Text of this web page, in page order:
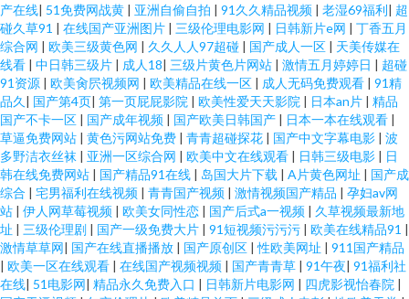
产在线| 51免费网战黄 | 亚洲自偷自拍 | 91久久精品视频 | 老湿69福利| 超
碰久草91 | 在线国产亚洲图片 | 三级伦理电影网 | 日韩新片e网 | 丁香五月
综合网 | 欧美三级黄色网 | 久久人人97超碰 | 国产成人一区 | 天美传媒在
线看 | 中日韩三级片 | 成人18| 三级片黄色片网站 | 激情五月婷婷日 | 超碰
91资源 | 欧美肏屄视频网 | 欧美精品在线一区 | 成人无码免费观看 | 91精
品久 | 国产第4页| 第一页屁屁影院 | 欧美性爱天天影院 | 日本an片 | 精品
国产不卡一区 | 国产成年视频 | 国产欧美日韩国产 | 日本一本在线观看 |
草逼免费网站 | 黄色污网站免费 | 青青超碰探花 | 国产中文字幕电影 | 波
多野洁衣丝袜 | 亚洲一区综合网 | 欧美中文在线观看 | 日韩三级电影 | 日
韩在线免费网站 | 国产精品91在线 | 岛国大片下载 | A片黄色网址 | 国产成
综合 | 宅男福利在线视频 | 青青国产视频 | 激情视频国产精品 | 孕妇av网
站 | 伊人网草莓视频 | 欧美女同性恋 | 国产后式a一视频 | 久草视频最新地
址 | 三级伦理剧 | 国产一级免费大片 | 91短视频污污污 | 欧美在线精品91 |
激情草草网| 国产在线直播播放 | 国产原创区 |性欧美网址 | 911国产精品
| 欧美一区在线观看 | 在线国产视频视频 | 国产青青草 | 91午夜| 91福利社
在线| 51电影网| 精品永久免费入口 | 日韩新片电影网 | 四虎影视怡春院 |